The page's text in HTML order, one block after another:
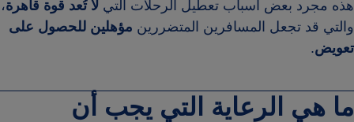
هذه مجرد بعض أسباب تعطيل الرحلات التي لا تُعد قوة قاهرة،
والتي قد تجعل المسافرين المتضررين مؤهلين للحصول على
تعويض.
ما هي الرعاية التي يجب أن